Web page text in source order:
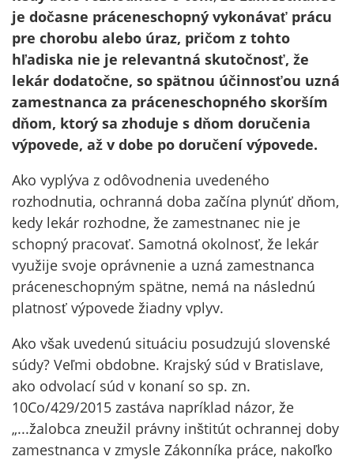
je dočasne práceneschopný vykonávať prácu
pre chorobu alebo úraz, pričom z tohto
hľadiska nie je relevantná skutočnosť, že
lekár dodatočne, so spätnou účinnosťou uzná
zamestnanca za práceneschopného skorším
dňom, ktorý sa zhoduje s dňom doručenia
výpovede, až v dobe po doručení výpovede.
Ako vyplýva z odôvodnenia uvedeného
rozhodnutia, ochranná doba začína plynúť dňom,
kedy lekár rozhodne, že zamestnanec nie je
schopný pracovať. Samotná okolnosť, že lekár
využije svoje oprávnenie a uzná zamestnanca
práceneschopným spätne, nemá na následnú
platnosť výpovede žiadny vplyv.
Ako však uvedenú situáciu posudzujú slovenské
súdy? Veľmi obdobne. Krajský súd v Bratislave,
ako odvolací súd v konaní so sp. zn.
10Co/429/2015 zastáva napríklad názor, že
„...žalobca zneužil právny inštitút ochrannej doby
zamestnanca v zmysle Zákonníka práce, nakoľko